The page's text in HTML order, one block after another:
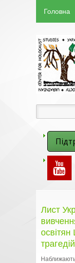
Головна
Лист